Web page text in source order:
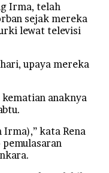
Irma, telah
sejak mereka
lewat televisi
upaya mereka
anaknya
kata Rena